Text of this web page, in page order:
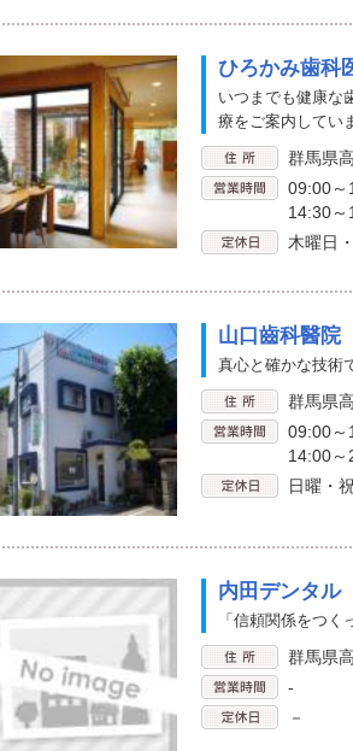
ひろかみ歯科
いつまでも健康な
療をご案内してい
群馬県
09:00～
14:30～
木曜日
山口齒科醫院
真心と確かな技術
群馬県
09:00～
14:00～
日曜・
内田デンタル
「信頼関係をつ
群馬県
-
－